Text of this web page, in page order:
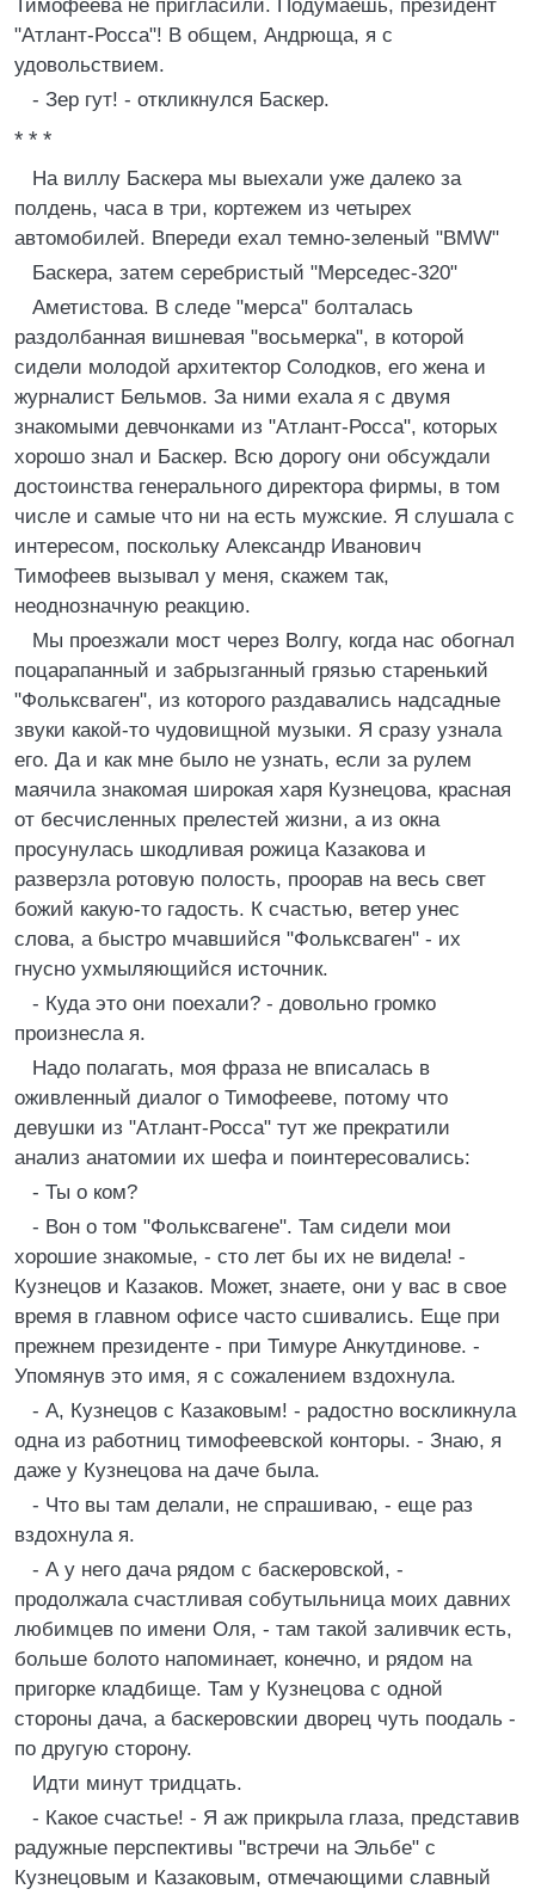
Тимофеева не пригласили. Подумаешь, президент
"Атлант-Росса"! В общем, Андрюща, я с
удовольствием.
- Зер гут! - откликнулся Баскер.
* * *
На виллу Баскера мы выехали уже далеко за
полдень, часа в три, кортежем из четырех
автомобилей. Впереди ехал темно-зеленый "BMW"
Баскера, затем серебристый "Мерседес-320"
Аметистова. В следе "мерса" болталась
раздолбанная вишневая "восьмерка", в которой
сидели молодой архитектор Солодков, его жена и
журналист Бельмов. За ними ехала я с двумя
знакомыми девчонками из "Атлант-Росса", которых
хорошо знал и Баскер. Всю дорогу они обсуждали
достоинства генерального директора фирмы, в том
числе и самые что ни на есть мужские. Я слушала с
интересом, поскольку Александр Иванович
Тимофеев вызывал у меня, скажем так,
неоднозначную реакцию.
Мы проезжали мост через Волгу, когда нас обогнал
поцарапанный и забрызганный грязью старенький
"Фольксваген", из которого раздавались надсадные
звуки какой-то чудовищной музыки. Я сразу узнала
его. Да и как мне было не узнать, если за рулем
маячила знакомая широкая харя Кузнецова, красная
от бесчисленных прелестей жизни, а из окна
просунулась шкодливая рожица Казакова и
разверзла ротовую полость, проорав на весь свет
божий какую-то гадость. К счастью, ветер унес
слова, а быстро мчавшийся "Фольксваген" - их
гнусно ухмыляющийся источник.
- Куда это они поехали? - довольно громко
произнесла я.
Надо полагать, моя фраза не вписалась в
оживленный диалог о Тимофееве, потому что
девушки из "Атлант-Росса" тут же прекратили
анализ анатомии их шефа и поинтересовались:
- Ты о ком?
- Вон о том "Фольксвагене". Там сидели мои
хорошие знакомые, - сто лет бы их не видела! -
Кузнецов и Казаков. Может, знаете, они у вас в свое
время в главном офисе часто сшивались. Еще при
прежнем президенте - при Тимуре Анкутдинове. -
Упомянув это имя, я с сожалением вздохнула.
- А, Кузнецов с Казаковым! - радостно воскликнула
одна из работниц тимофеевской конторы. - Знаю, я
даже у Кузнецова на даче была.
- Что вы там делали, не спрашиваю, - еще раз
вздохнула я.
- А у него дача рядом с баскеровской, -
продолжала счастливая собутыльница моих давних
любимцев по имени Оля, - там такой заливчик есть,
больше болото напоминает, конечно, и рядом на
пригорке кладбище. Там у Кузнецова с одной
стороны дача, а баскеровскии дворец чуть поодаль -
по другую сторону.
Идти минут тридцать.
- Какое счастье! - Я аж прикрыла глаза, представив
радужные перспективы "встречи на Эльбе" с
Кузнецовым и Казаковым, отмечающими славный